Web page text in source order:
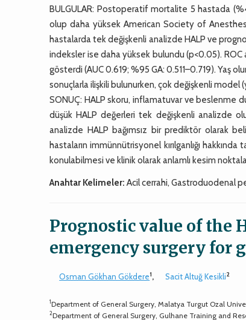
BULGULAR: Postoperatif mortalite 5 hastada
olup daha yüksek American Society of
hastalarda tek değişkenli analizde HALP ve
indeksler ise daha yüksek bulundu (p<0.05). ROC
gösterdi (AUC 0.619; %95 GA: 0.511–0.719). Yaş
sonuçlarla ilişkili bulunurken, çok değişkenli model
SONUÇ: HALP skoru, inflamatuvar ve beslenme
düşük HALP değerleri tek değişkenli analizde
analizde HALP bağımsız bir prediktör olarak
hastaların immünnütrisyonel kırılganlığı
konulabilmesi ve klinik olarak anlamlı kesim
Anahtar Kelimeler: Acil cerrahi, Gastroduodenal
Prognostic value of the
emergency surgery for
Osman Gökhan Gökdere1, Sacit Altuğ Kesikli2
1Department of General Surgery, Malatya Turgut Ozal
2Department of General Surgery, Gulhane Training and